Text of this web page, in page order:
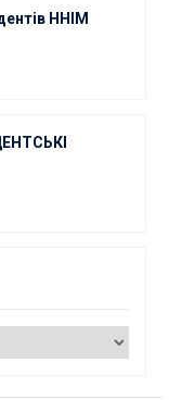
ННІМ